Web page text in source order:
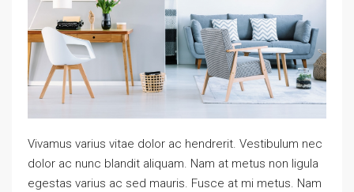
Vivamus varius vitae dolor ac hendrerit. Vestibulum nec
dolor ac nunc blandit aliquam. Nam at metus non ligula
egestas varius ac sed mauris. Fusce at mi metus. Nam